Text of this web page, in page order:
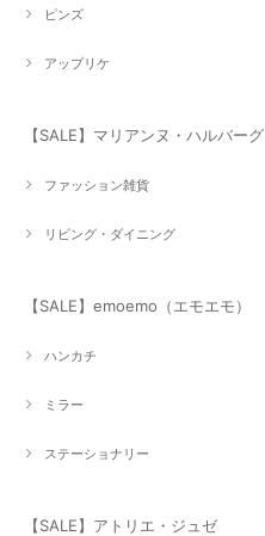
ピンズ
アップリケ
【SALE】マリアンヌ・ハルバーグ
ファッション雑貨
リビング・ダイニング
【SALE】emoemo（エモエモ）
ハンカチ
ミラー
ステーショナリー
【SALE】アトリエ・ジュゼ